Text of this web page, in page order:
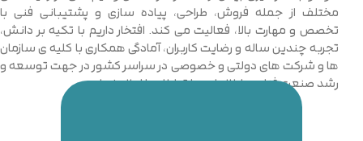
مختلف از جمله فروش، طراحی، پیاده سازی و پشتیبانی فنی با
تخصص و مهارت بالا، فعالیت می کند. افتخار داریم با تکیه بر دانش،
تجربه چندین ساله و رضایت کاربران، آمادگی همکاری با کلیه ی سازمان
ها و شرکت های دولتی و خصوصی در سراسر کشور در جهت توسعه و
رشد صنعت فناوری اطلاعات و ارتباطات را اعلام نماییم.